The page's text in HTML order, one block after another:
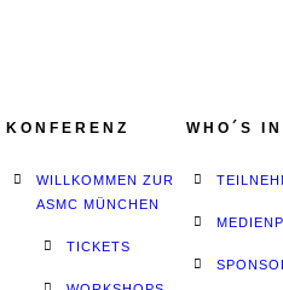
KONFERENZ
WILLKOMMEN ZUR
ASMC MÜNCHEN
TICKETS
WHO´S IN